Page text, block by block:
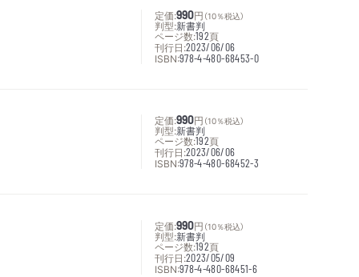
定価:990円 （10％税込）
判型:新書判
ページ数:192頁
刊行日:2023/06/06
ISBN:978-4-480-68453-0
定価:990円 （10％税込）
判型:新書判
ページ数:192頁
刊行日:2023/06/06
ISBN:978-4-480-68452-3
定価:990円 （10％税込）
判型:新書判
ページ数:192頁
刊行日:2023/05/09
ISBN:978-4-480-68451-6